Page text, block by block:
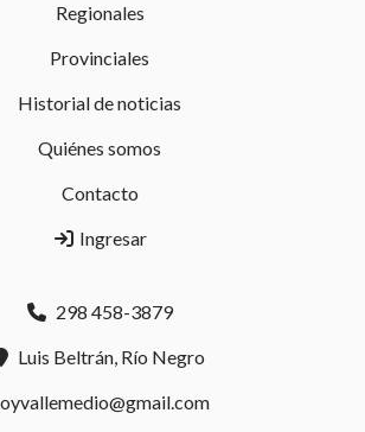
Regionales
Provinciales
Historial de noticias
Quiénes somos
Contacto
Ingresar
298 458-3879
Luis Beltrán, Río Negro